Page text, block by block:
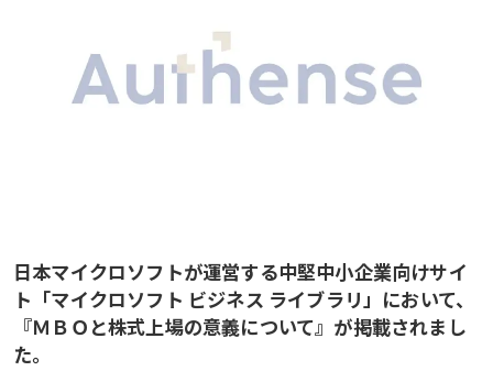
日本マイクロソフトが運営する中堅中小企業向けサイ
ト「マイクロソフト ビジネス ライブラリ」において、
『ＭＢＯと株式上場の意義について』が掲載されまし
た。